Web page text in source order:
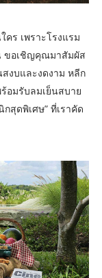
คร เพราะโรงแรม
ขอเชิญคุณมาสัมผัส
งบและงดงาม หลีก
อมรับลมเย็นสบาย
สุดพิเศษ” ที่เราคัด